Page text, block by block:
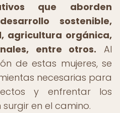
que aborden
sostenible,
agricultura orgánica,
entre otros. Al
de estas mujeres, se
necesarias para
y enfrentar los
en el camino.